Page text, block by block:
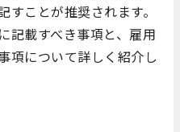
ことが推奨されます。
記載すべき事項と、雇用
項について詳しく紹介し